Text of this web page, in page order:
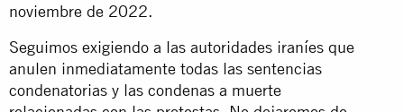
noviembre de 2022.
Seguimos exigiendo a las autoridades iraníes que
anulen inmediatamente todas las sentencias
condenatorias y las condenas a muerte